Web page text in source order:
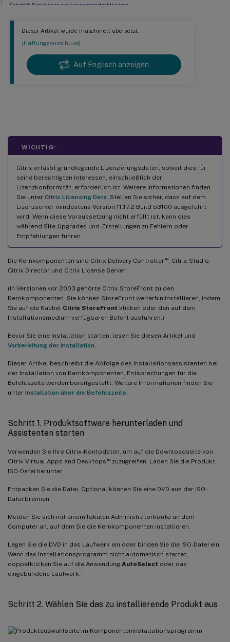
Dieser Artikel wurde maschinell übersetzt.
(Haftungsausschluss)
Auf Englisch anzeigen
WICHTIG:
Citrix erfasst grundlegende Lizenzierungsdaten, soweit dies für
seine berechtigten Interessen, einschließlich der
Lizenzkonformität, erforderlich ist. Weitere Informationen finden
Sie unter Citrix Licensing Data . Stellen Sie sicher, dass auf dem
Lizenzserver mindestens Version 11.17.2 Build 53100 ausgeführt
wird. Wenn diese Voraussetzung nicht erfüllt ist, kann dies
während Site-Upgrades und -Erstellungen zu Fehlern oder
Empfehlungen führen.
Die Kernkomponenten sind Citrix Delivery Controller™, Citrix Studio,
Citrix Director und Citrix License Server.
(In Versionen vor 2003 gehörte Citrix StoreFront zu den
Kernkomponenten. Sie können StoreFront weiterhin installieren, indem
Sie auf die Kachel Citrix StoreFront klicken oder den auf dem
Installationsmedium verfügbaren Befehl ausführen.)
Bevor Sie eine Installation starten, lesen Sie diesen Artikel und
Vorbereitung der Installation
Dieser Artikel beschreibt die Abfolge des Installationsassistenten bei
der Installation von Kernkomponenten. Entsprechungen für die
Befehlszeile werden bereitgestellt. Weitere Informationen finden Sie
unter Installation über die Befehlszeile
Schritt 1. Produktsoftware herunterladen und
Assistenten starten
Verwenden Sie Ihre Citrix-Kontodaten, um auf die Downloadseite von
Citrix Virtual Apps and Desktops ™zuzugreifen. Laden Sie die Produkt-
ISO-Datei herunter.
Entpacken Sie die Datei. Optional können Sie eine DVD aus der ISO-
Datei brennen.
Melden Sie sich mit einem lokalen Administratorkonto an dem
Computer an, auf dem Sie die Kernkomponenten installieren.
Legen Sie die DVD in das Laufwerk ein oder binden Sie die ISO-Datei ein.
Wenn das Installationsprogramm nicht automatisch startet,
doppelklicken Sie auf die Anwendung AutoSelect oder das
eingebundene Laufwerk.
Schritt 2. Wählen Sie das zu installierende Produkt aus
Schritt 6. Funktionen aktivieren oder deaktivieren
Schritt 7. Windows-Firewallports öffnen
Schritt 10. Diese Installation abschließen